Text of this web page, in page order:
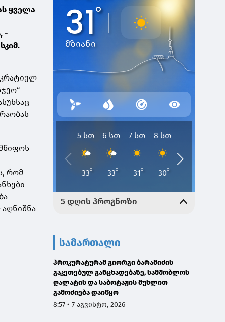
ყველა
-
რომ
სამართალი
პროკურატურამ გიორგი ბარამიძის
გაკეთებულ განცხადებაზე, სამშობლოს
ღალატის და საბოტაჟის მუხლით
გამოძიება დაიწყო
8:57 • 7 აგვისტო, 2026